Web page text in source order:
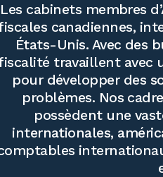
Les cabinets membres
canadiennes,
États-Unis. Avec des
travaillent avec
pour développer des
problèmes. Nos
possèdent une
internationales,